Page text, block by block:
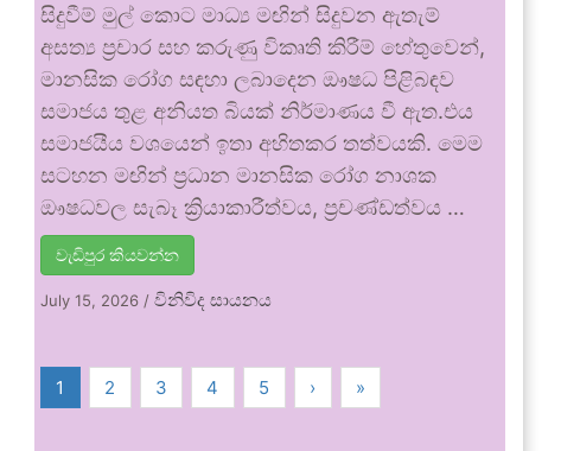
සිදුවීම් මුල් කොට මාධ්‍ය මඟින් සිදුවන ඇතැම්
අසත්‍ය ප්‍රචාර සහ කරුණු විකෘති කිරීම් හේතුවෙන්,
මානසික රෝග සඳහා ලබාදෙන ඖෂධ පිළිබඳව
සමාජය තුළ අනියත බියක් නිර්මාණය වී ඇත.එය
සමාජයීය වශයෙන් ඉතා අහිතකර තත්වයකි. මෙම
සටහන මඟින් ප්‍රධාන මානසික රෝග නාශක
ඖෂධවල සැබෑ ක්‍රියාකාරීත්වය, ප්‍රචණ්ඩත්වය …
වැඩිපුර කියවන්න
July 15, 2026 /විනිවිද සායනය
1 2 3 4 5 › »